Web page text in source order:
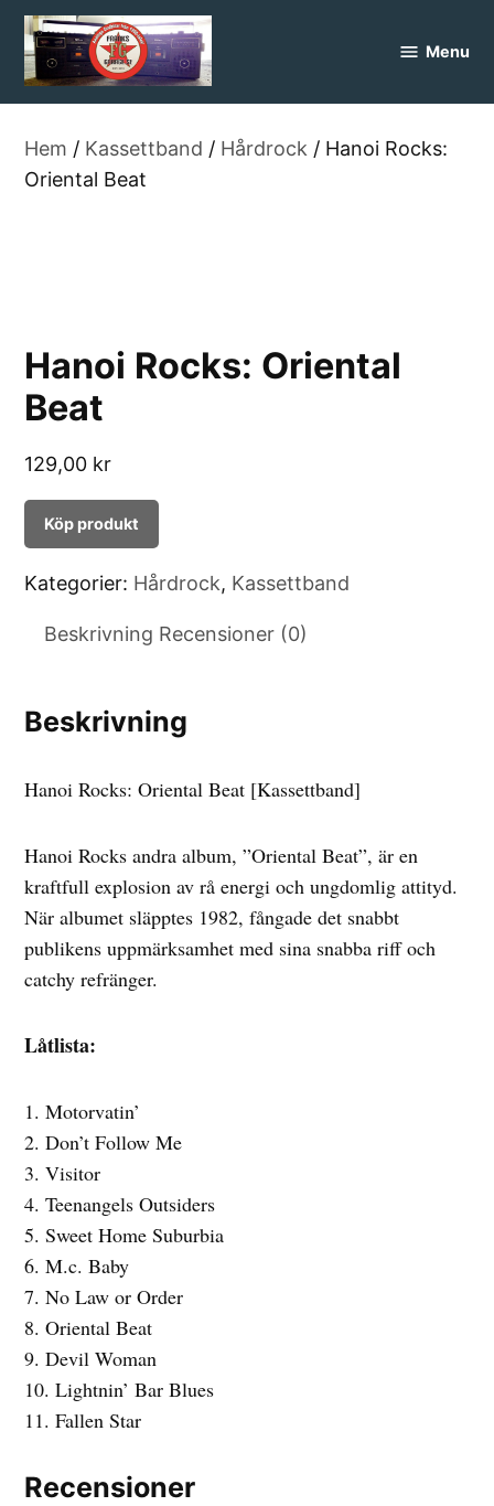
Skip
content
Menu
Hem / Kassettband / Hårdrock / Hanoi Rocks:
Oriental Beat
Hanoi Rocks: Oriental
Beat
129,00 kr
Köp produkt
Kategorier: Hårdrock, Kassettband
Beskrivning Recensioner (0)
Beskrivning
Hanoi Rocks: Oriental Beat [Kassettband]
Hanoi Rocks andra album, ”Oriental Beat”, är en
kraftfull explosion av rå energi och ungdomlig attityd.
När albumet släpptes 1982, fångade det snabbt
publikens uppmärksamhet med sina snabba riff och
catchy refränger.
Låtlista:
1. Motorvatin’
2. Don’t Follow Me
3. Visitor
4. Teenangels Outsiders
5. Sweet Home Suburbia
6. M.c. Baby
7. No Law or Order
8. Oriental Beat
9. Devil Woman
10. Lightnin’ Bar Blues
11. Fallen Star
Recensioner